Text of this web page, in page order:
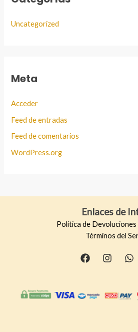
Uncategorized
Meta
Acceder
Feed de entradas
Feed de comentarios
WordPress.org
Enlaces de
Política de Devoluciones
Términos del